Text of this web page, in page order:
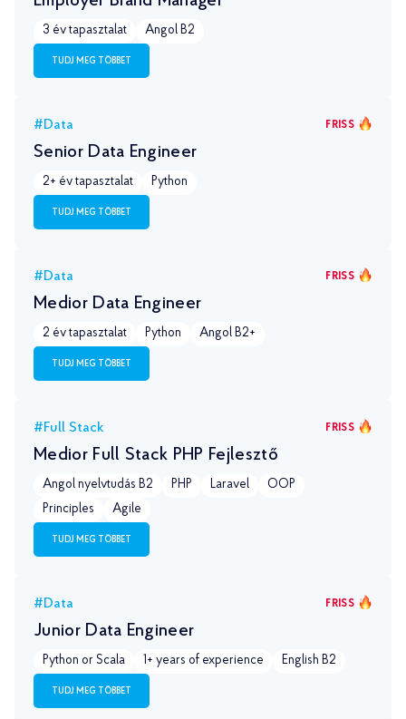
3 év tapasztalat Angol B2
TUDJ MEG TÖBBET
FRISS
#Data
Senior Data Engineer
2+ év tapasztalat Python
TUDJ MEG TÖBBET
FRISS
#Data
Medior Data Engineer
2 év tapasztalat Python Angol B2+
TUDJ MEG TÖBBET
FRISS
#Full Stack
Medior Full Stack PHP Fejlesztő
Angol nyelvtudás B2 PHP Laravel
OOP
Principles
Agile
TUDJ MEG TÖBBET
FRISS
#Data
Junior Data Engineer
Python or Scala 1+ years of experience English B2
TUDJ MEG TÖBBET